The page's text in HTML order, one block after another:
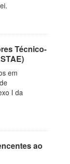
Técnico-
em
I da
ao